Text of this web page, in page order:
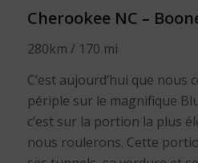
Cherookee NC –
280km / 170 mi
C’est aujourd’hui que nous
périple sur le magnifique
c’est sur la portion la plus
nous roulerons. Cette